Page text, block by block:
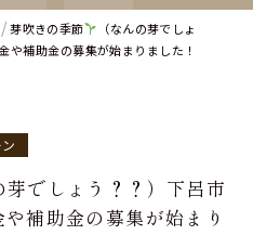
/芽吹きの季節
（なんの芽でしょ
や補助金の募集が始まりました！
芽でしょう？？）下呂市
補助金の募集が始まり